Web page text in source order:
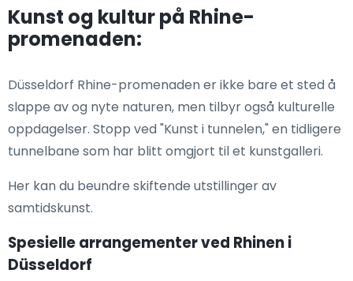
Kunst og kultur på Rhine-
promenaden:
Düsseldorf Rhine-promenaden er ikke bare et sted å
slappe av og nyte naturen, men tilbyr også kulturelle
oppdagelser. Stopp ved "Kunst i tunnelen," en tidligere
tunnelbane som har blitt omgjort til et kunstgalleri.
Her kan du beundre skiftende utstillinger av
samtidskunst.
Spesielle arrangementer ved Rhinen i
Düsseldorf